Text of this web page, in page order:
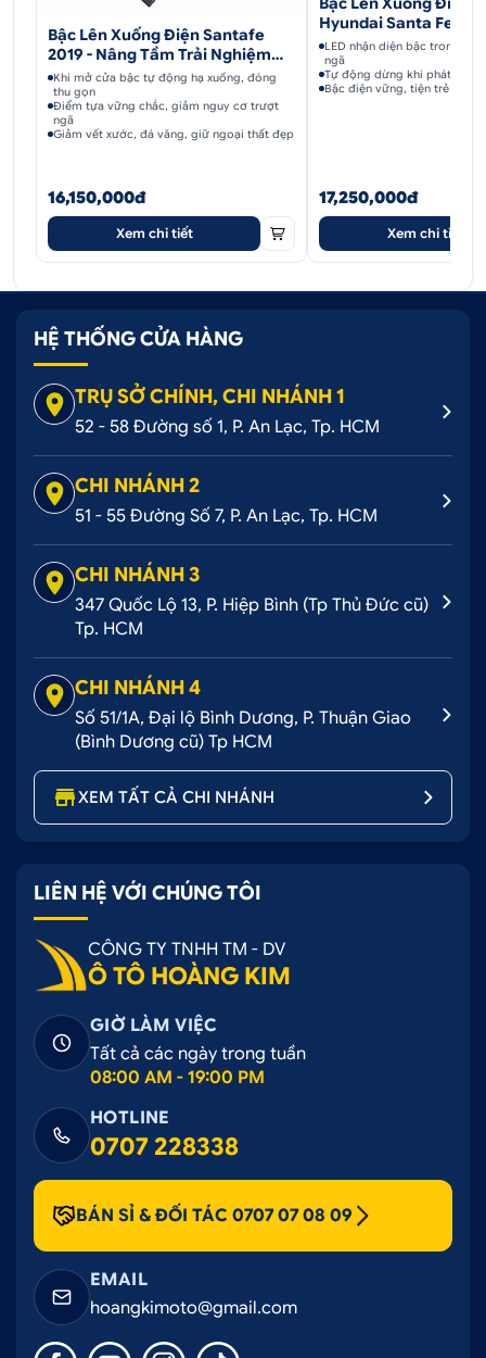
Bậc Lên Xuống Điện Santafe
2019 - Nâng Tầm Trải Nghiệm
Lái
Khi mở cửa bậc tự động hạ xuống, đóng
thu gọn
Điểm tựa vững chắc, giảm nguy cơ trượt
ngã
Giảm vết xước, đá văng, giữ ngoại thất đẹp
16,150,000đ
Xem chi tiết
Hyundai Santa Fe
LED nhận diện bậc trong
ngã
Tự động dừng khi phát hiện
Bậc điện vững, tiện trẻ em,
17,250,000đ
Xem chi tiết
HỆ THỐNG CỬA HÀNG
TRỤ SỞ CHÍNH, CHI NHÁNH 1
52 - 58 Đường số 1, P. An Lạc, Tp. HCM
CHI NHÁNH 2
51 - 55 Đường Số 7, P. An Lạc, Tp. HCM
CHI NHÁNH 3
347 Quốc Lộ 13, P. Hiệp Bình (Tp Thủ Đức cũ)
Tp. HCM
CHI NHÁNH 4
Số 51/1A, Đại lộ Bình Dương, P. Thuận Giao
(Bình Dương cũ) Tp HCM
XEM TẤT CẢ CHI NHÁNH
LIÊN HỆ VỚI CHÚNG TÔI
CÔNG TY TNHH TM - DV
Ô TÔ HOÀNG KIM
GIỜ LÀM VIỆC
Tất cả các ngày trong tuần
08:00 AM - 19:00 PM
HOTLINE
0707 228338
BÁN SỈ & ĐỐI TÁC 0707 07 08 09
EMAIL
hoangkimoto@gmail.com